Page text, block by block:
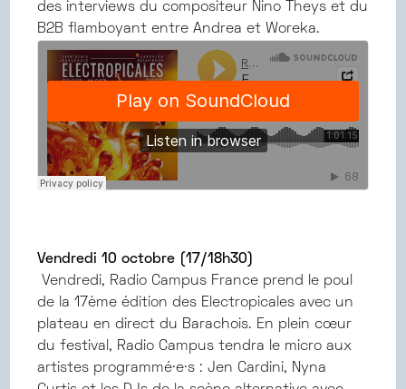
des interviews du compositeur Nino Theys et du
B2B flamboyant entre Andrea et Woreka.
Vendredi 10 octobre (17/18h30)
Vendredi, Radio Campus France prend le poul
de la 17ème édition des Electropicales avec un
plateau en direct du Barachois. En plein cœur
du festival, Radio Campus tendra le micro aux
artistes programmé·e·s : Jen Cardini, Nyna